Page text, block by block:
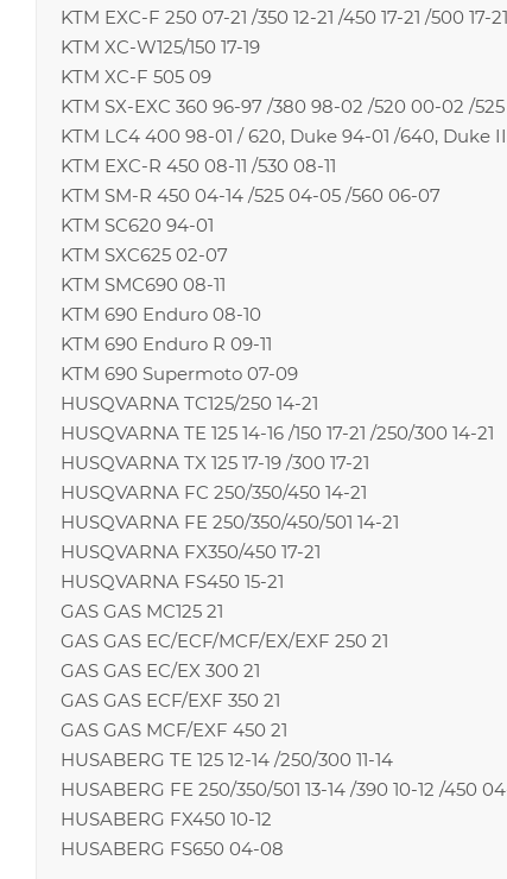
KTM EXC-F 250 07-21 /350 12-21 /450 17-21 /500 17-21
KTM XC-W125/150 17-19
KTM XC-F 505 09
KTM SX-EXC 360 96-97 /380 98-02 /520 00-02 /
KTM LC4 400 98-01 / 620, Duke 94-01 /640, Duke
KTM EXC-R 450 08-11 /530 08-11
KTM SM-R 450 04-14 /525 04-05 /560 06-07
KTM SC620 94-01
KTM SXC625 02-07
KTM SMC690 08-11
KTM 690 Enduro 08-10
KTM 690 Enduro R 09-11
KTM 690 Supermoto 07-09
HUSQVARNA TC125/250 14-21
HUSQVARNA TE 125 14-16 /150 17-21 /250/300 14-21
HUSQVARNA TX 125 17-19 /300 17-21
HUSQVARNA FC 250/350/450 14-21
HUSQVARNA FE 250/350/450/501 14-21
HUSQVARNA FX350/450 17-21
HUSQVARNA FS450 15-21
GAS GAS MC125 21
GAS GAS EC/ECF/MCF/EX/EXF 250 21
GAS GAS EC/EX 300 21
GAS GAS ECF/EXF 350 21
GAS GAS MCF/EXF 450 21
HUSABERG TE 125 12-14 /250/300 11-14
HUSABERG FE 250/350/501 13-14 /390 10-12 /450
HUSABERG FX450 10-12
HUSABERG FS650 04-08